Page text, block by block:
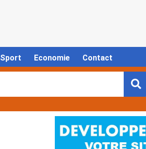
Sport Economie Contact